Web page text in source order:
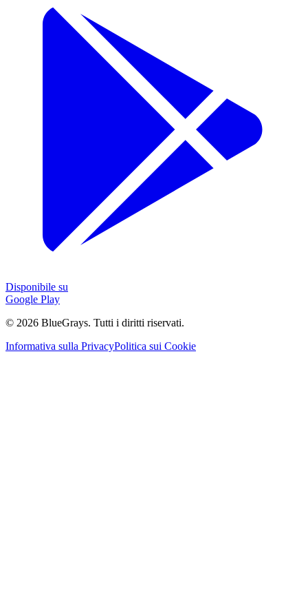
Disponibile su
Google Play
© 2026 BlueGrays. Tutti i diritti riservati.
Informativa sulla PrivacyPolitica sui Cookie